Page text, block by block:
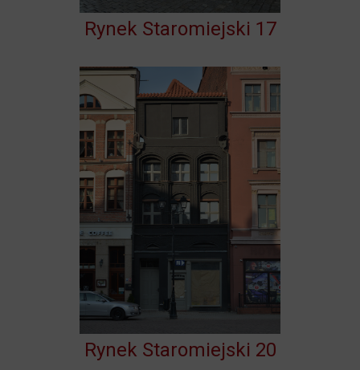
Rynek Staromiejski 17
Rynek Staromiejski 20